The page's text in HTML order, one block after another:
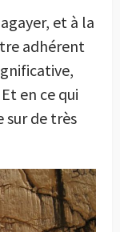
et à la
adhérent
en ce qui
sur de très